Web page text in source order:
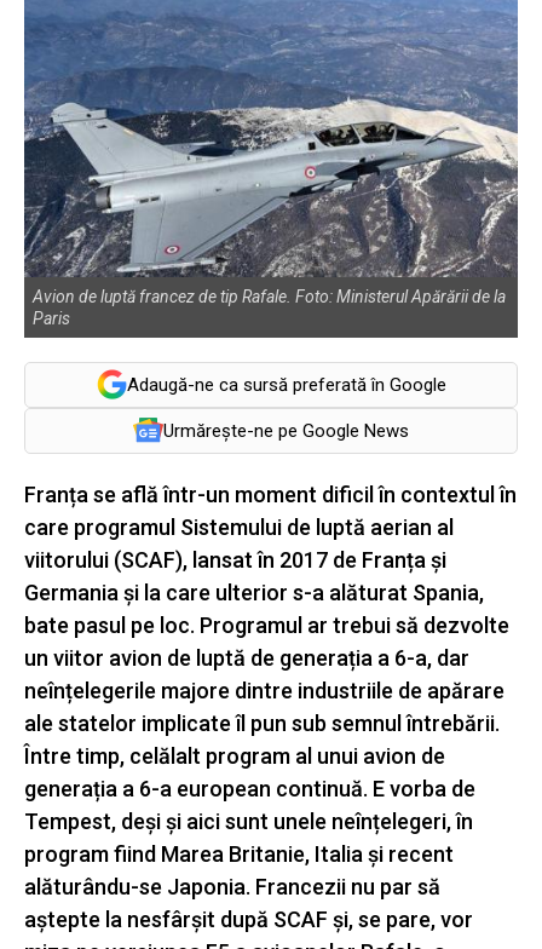
Avion de luptă francez de tip Rafale. Foto: Ministerul Apărării de la
Paris
Adaugă-ne ca sursă preferată în Google
Urmărește-ne pe Google News
Franța se află într-un moment dificil în contextul în
care programul Sistemului de luptă aerian al
viitorului (SCAF), lansat în 2017 de Franța și
Germania și la care ulterior s-a alăturat Spania,
bate pasul pe loc. Programul ar trebui să dezvolte
un viitor avion de luptă de generația a 6-a, dar
neînțelegerile majore dintre industriile de apărare
ale statelor implicate îl pun sub semnul întrebării.
Între timp, celălalt program al unui avion de
generația a 6-a european continuă. E vorba de
Tempest, deși și aici sunt unele neînțelegeri, în
program fiind Marea Britanie, Italia și recent
alăturându-se Japonia. Francezii nu par să
aștepte la nesfârșit după SCAF și, se pare, vor